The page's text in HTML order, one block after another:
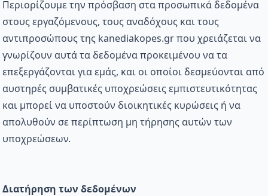
Περιορίζουμε την πρόσβαση στα προσωπικά δεδομένα
στους εργαζόμενους, τους αναδόχους και τους
αντιπροσώπους της kanediakopes.gr που χρειάζεται να
γνωρίζουν αυτά τα δεδομένα προκειμένου να τα
επεξεργάζονται για εμάς, και οι οποίοι δεσμεύονται από
αυστηρές συμβατικές υποχρεώσεις εμπιστευτικότητας
και μπορεί να υποστούν διοικητικές κυρώσεις ή να
απολυθούν σε περίπτωση μη τήρησης αυτών των
υποχρεώσεων.
Διατήρηση των δεδομένων